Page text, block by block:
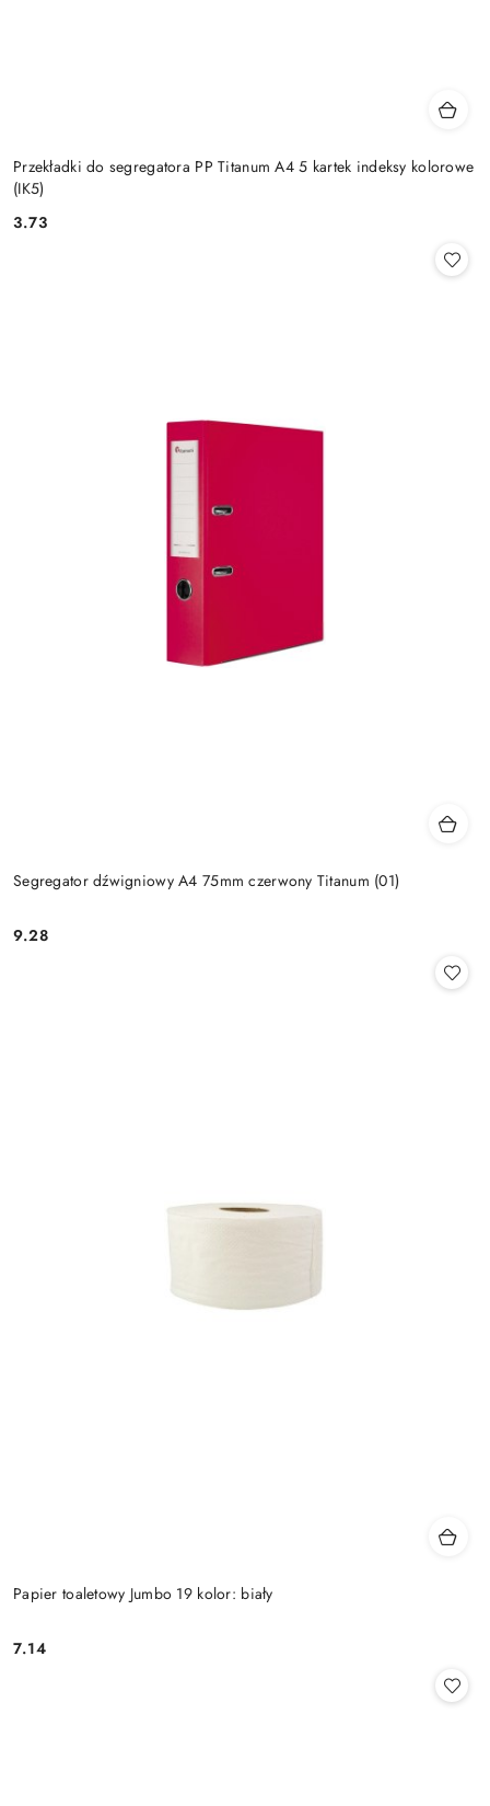
Przekładki do segregatora PP Titanum A4 5 kartek indeksy kolorowe
(IK5)
Cena:
3.73
Segregator dźwigniowy A4 75mm czerwony Titanum (01)
Cena:
9.28
Papier toaletowy Jumbo 19 kolor: biały
Cena:
7.14